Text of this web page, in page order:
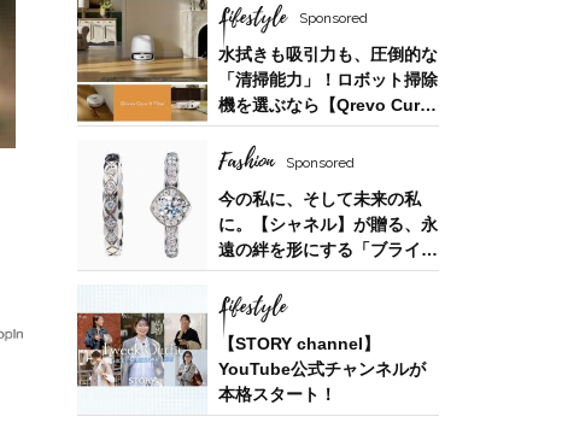
Fashion
吉瀬美智子さん51歳「離婚した45歳。で
も、あの必死な時期があったからこ
そ…」今の40代に伝えたいこと
Lifestyle Sponsored
水拭きも吸引力も、圧倒的な
「清掃能力」！ロボット掃除
機を選ぶなら【Qrevo Curv
2 Flow】
Fashion Sponsored
今の私に、そして未来の私
に。【シャネル】が贈る、永
遠の絆を形にする「ブライダ
ルフェア」
Lifestyle
【STORY channel】
YouTube公式チャンネルが
本格スタート！